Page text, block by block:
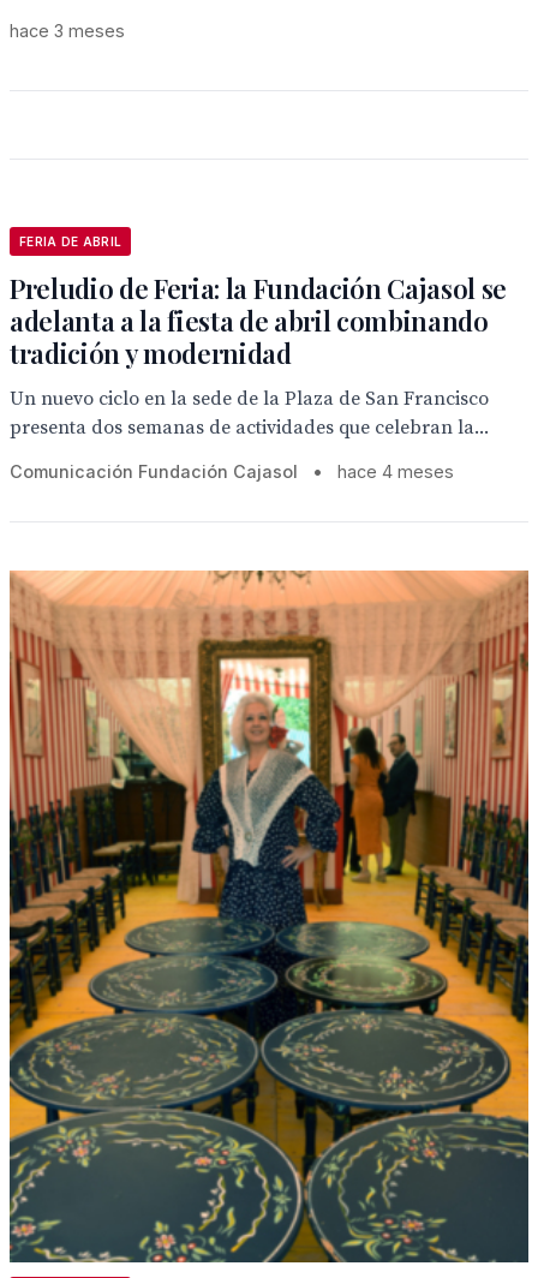
hace 3 meses
FERIA DE ABRIL
Preludio de Feria: la Fundación Cajasol se
adelanta a la fiesta de abril combinando
tradición y modernidad
Un nuevo ciclo en la sede de la Plaza de San Francisco
presenta dos semanas de actividades que celebran la...
Comunicación Fundación Cajasol • hace 4 meses